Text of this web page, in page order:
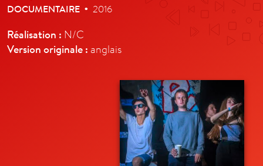
DOCUMENTAIRE • 2016
Réalisation : N/C
Version originale : anglais